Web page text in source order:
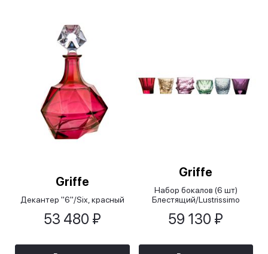
Griffe
Декантер "6"/Six, красный
53 480 ₽
Griffe
Набор бокалов (6 шт)
Блестящий/Lustrissimo
59 130 ₽